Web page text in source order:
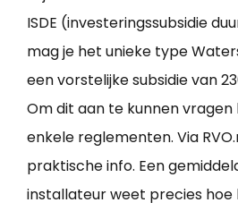
ISDE (investeringssubsidie
mag je het unieke type
een vorstelijke subsidie van
Om dit aan te kunnen
enkele reglementen. Via
praktische info. Een
installateur weet precies hoe